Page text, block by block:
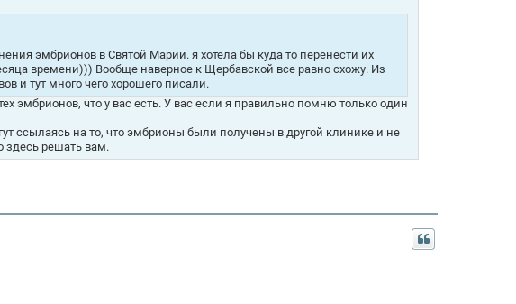
эмбрионов в Святой Марии. я хотела бы куда то перенести их
времени))) Вообще наверное к Щербавской все равно схожу. Из
и тут много чего хорошего писали.
эмбрионов, что у вас есть. У вас если я правильно помню только один
ссылаясь на то, что эмбрионы были получены в другой клинике и не
здесь решать вам.